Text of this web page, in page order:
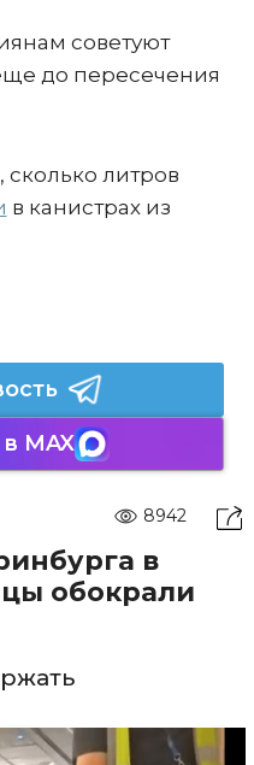
советуют
до пересечения
литров
в канистрах из
MAX
8942
в
обокрали